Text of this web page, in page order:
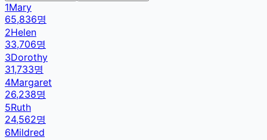
1Mary
65,836명
2Helen
33,706명
3Dorothy
31,733명
4Margaret
26,238명
5Ruth
24,562명
6Mildred